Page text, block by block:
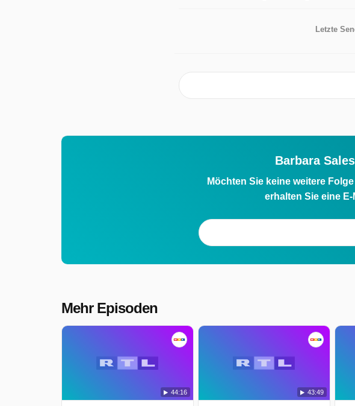
Letzte
Barbara
Möchten Sie keine weitere
erhalten Sie eine
Mehr Episoden
44:16 43:49